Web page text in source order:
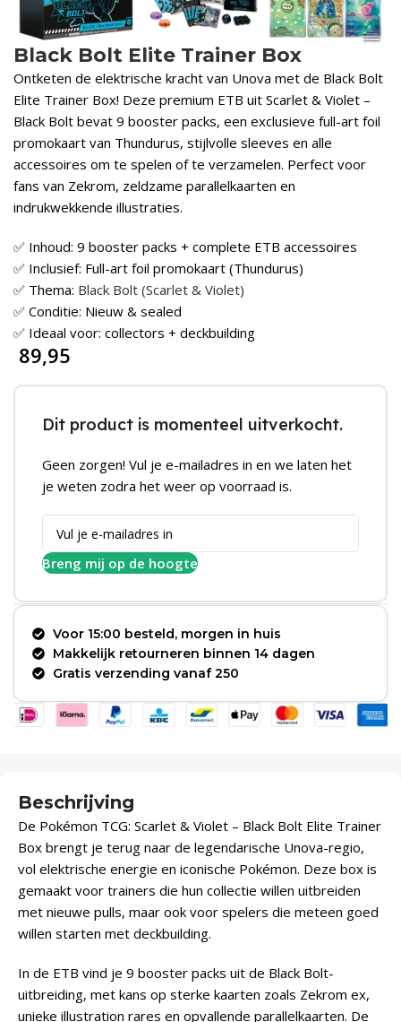
Black Bolt Elite Trainer Box
Ontketen de elektrische kracht van Unova met de Black Bolt
Elite Trainer Box! Deze premium ETB uit Scarlet & Violet –
Black Bolt bevat 9 booster packs, een exclusieve full-art foil
promokaart van Thundurus, stijlvolle sleeves en alle
accessoires om te spelen of te verzamelen. Perfect voor
fans van Zekrom, zeldzame parallelkaarten en
indrukwekkende illustraties.
✅ Inhoud: 9 booster packs + complete ETB accessoires
✅ Inclusief: Full-art foil promokaart (Thundurus)
✅ Thema: Black Bolt (Scarlet & Violet)
✅ Conditie: Nieuw & sealed
✅ Ideaal voor: collectors + deckbuilding
89,95
Dit product is momenteel uitverkocht.
Geen zorgen! Vul je e-mailadres in en we laten het
je weten zodra het weer op voorraad is.
Breng mij op de hoogte
Voor 15:00 besteld, morgen in huis
Makkelijk retourneren binnen 14 dagen
Gratis verzending vanaf 250
Beschrijving
De Pokémon TCG: Scarlet & Violet – Black Bolt Elite Trainer
Box brengt je terug naar de legendarische Unova-regio,
vol elektrische energie en iconische Pokémon. Deze box is
gemaakt voor trainers die hun collectie willen uitbreiden
met nieuwe pulls, maar ook voor spelers die meteen goed
willen starten met deckbuilding.
In de ETB vind je 9 booster packs uit de Black Bolt-
uitbreiding, met kans op sterke kaarten zoals Zekrom ex,
unieke illustration rares en opvallende parallelkaarten. De